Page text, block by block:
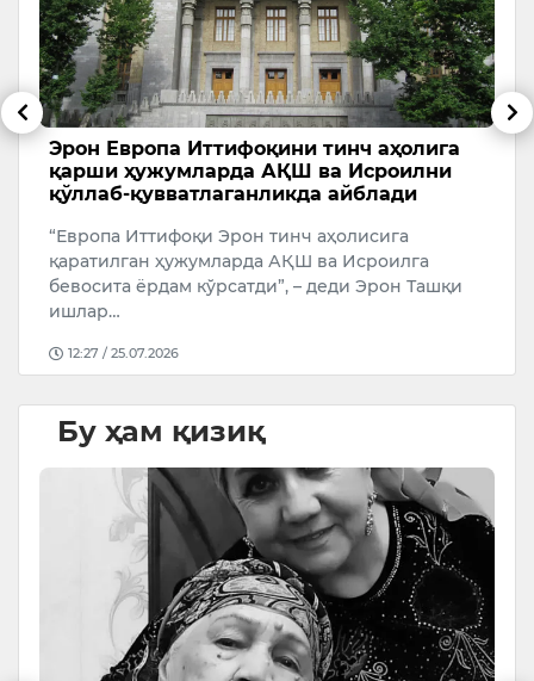
Эрон Европа Иттифоқини тинч аҳолига
қарши ҳужумларда АҚШ ва Исроилни
қўллаб-қувватлаганликда айблади
“Европа Иттифоқи Эрон тинч аҳолисига
қаратилган ҳужумларда АҚШ ва Исроилга
бевосита ёрдам кўрсатди”, – деди Эрон Ташқи
ишлар…
12:27 / 25.07.2026
Бу ҳам қизиқ